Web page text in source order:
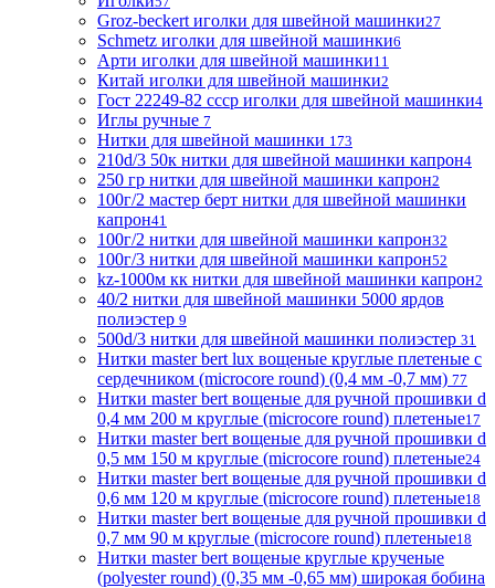
Groz-beckert иголки для швейной машинки27
Schmetz иголки для швейной машинки6
Арти иголки для швейной машинки11
Китай иголки для швейной машинки2
Гост 22249-82 ссср иголки для швейной машинки4
Иглы ручные 7
Нитки для швейной машинки 173
210d/3 50к нитки для швейной машинки капрон4
250 гр нитки для швейной машинки капрон2
100г/2 мастер берт нитки для швейной машинки
капрон41
100г/2 нитки для швейной машинки капрон32
100г/3 нитки для швейной машинки капрон52
kz-1000м кк нитки для швейной машинки капрон2
40/2 нитки для швейной машинки 5000 ярдов
полиэстер 9
500d/3 нитки для швейной машинки полиэстер 31
Нитки master bert lux вощеные круглые плетеные с
сердечником (microcore round) (0,4 мм -0,7 мм) 77
Нитки master bert вощеные для ручной прошивки d
0,4 мм 200 м круглые (microcore round) плетеные17
Нитки master bert вощеные для ручной прошивки d
0,5 мм 150 м круглые (microcore round) плетеные24
Нитки master bert вощеные для ручной прошивки d
0,6 мм 120 м круглые (microcore round) плетеные18
Нитки master bert вощеные для ручной прошивки d
0,7 мм 90 м круглые (microcore round) плетеные18
Нитки master bert вощеные круглые крученые
(polyester round) (0,35 мм -0,65 мм) широкая бобина